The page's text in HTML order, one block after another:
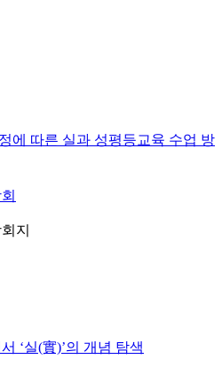
에 따른 실과 성평등교육 수업 방
지
‘실(實)’의 개념 탐색